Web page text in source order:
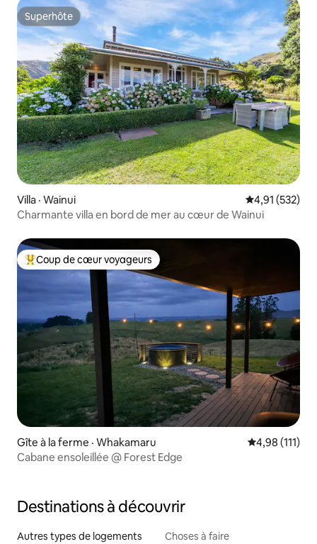
Superhôte
Superhôte
Villa · Wainui Note
4,91 (532)
Charmante villa en bord de mer au cœur de Wainui
Coup de cœur voyageurs parmi les plus aimés
Coup de cœur voyageurs
Gîte à la ferme · Whakamaru Note
4,98 (111)
Cabane ensoleillée @ Forest Edge
Destinations à découvrir
Autres types de logements Choses à faire